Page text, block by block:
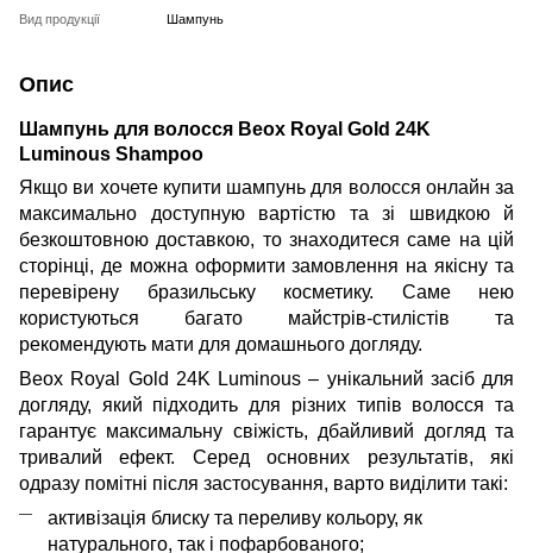
Вид продукції
Шампунь
Опис
Шампунь для волосся Beox Royal Gold 24K
Luminous Shampoo
Якщо ви хочете купити шампунь для волосся онлайн за
максимально доступную вартістю та зі швидкою й
безкоштовною доставкою, то знаходитеся саме на цій
сторінці, де можна оформити замовлення на якісну та
перевірену бразильську косметику. Саме нею
користуються багато майстрів-стилістів та
рекомендують мати для домашнього догляду.
Beox Royal Gold 24K Luminous – унікальний засіб для
догляду, який підходить для різних типів волосся та
гарантує максимальну свіжість, дбайливий догляд та
тривалий ефект. Серед основних результатів, які
одразу помітні після застосування, варто виділити такі:
активізація блиску та переливу кольору, як
натурального, так і пофарбованого;